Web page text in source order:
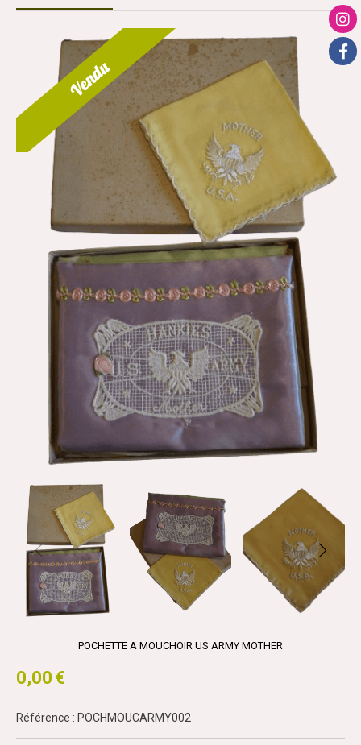
Vendu
POCHETTE A MOUCHOIR US ARMY MOTHER
0,00 €
Référence : POCHMOUCARMY002